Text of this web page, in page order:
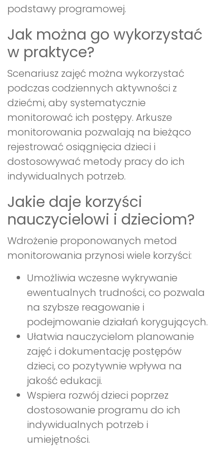
podstawy programowej.
Jak można go wykorzystać
w praktyce?
Scenariusz zajęć można wykorzystać
podczas codziennych aktywności z
dziećmi, aby systematycznie
monitorować ich postępy. Arkusze
monitorowania pozwalają na bieżąco
rejestrować osiągnięcia dzieci i
dostosowywać metody pracy do ich
indywidualnych potrzeb.
Jakie daje korzyści
nauczycielowi i dzieciom?
Wdrożenie proponowanych metod
monitorowania przynosi wiele korzyści:
Umożliwia wczesne wykrywanie
ewentualnych trudności, co pozwala
na szybsze reagowanie i
podejmowanie działań korygujących.
Ułatwia nauczycielom planowanie
zajęć i dokumentację postępów
dzieci, co pozytywnie wpływa na
jakość edukacji.
Wspiera rozwój dzieci poprzez
dostosowanie programu do ich
indywidualnych potrzeb i
umiejętności.